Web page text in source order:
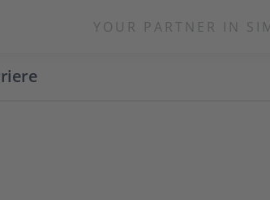
YOUR PARTNER IN